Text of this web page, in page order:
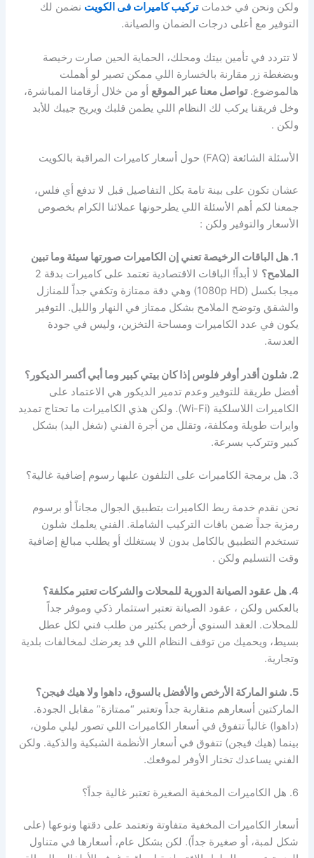
ولكن ونحن في خدماتتركيب كاميرات فى الكويت نضمن لك
التوفير مع أعلى درجات الضمان والصيانة.
لا تتردد في تأمين بيتك ومحلك، الحماية الحين صارت رخيصة
وبضغطة زر مقارنة بالخسارة اللي ممكن تصير لو أهملت
هالموضوع.تواصل معنا عبر الموقع أو من خلال أرقامنا المباشرة،
وخل فريقنا يركب لك النظام اللي يطمن قلبك ويريح جيبك للأبد
ولكن .
الأسئلة الشائعة (FAQ) حول أسعار كاميرات المراقبة بالكويت
عشان تكون على بينة تامة بكل التفاصيل قبل لا تدفع أي فلس،
جمعنا لكم أهم الأسئلة اللي يطرحونها عملائنا الكرام بخصوص
الأسعار والتوفير ولكن :
1. هل الباقات الرخيصة تعني إن الكاميرات صورتها سيئة وما تبين
الملامح؟
لا أبداً! الباقات الاقتصادية تعتمد على كاميرات بدقة 2
ميجا بكسل (1080p HD) وهي دقة ممتازة وتكفي جداً للمنازل
والشقق وتوضح الملامح بشكل ممتاز في النهار والليل. التوفير
يكون في عدد الكاميرات ومساحة التخزين، وليس في جودة
العدسة.
2. شلون أقدر أوفر فلوس إذا كان بيتي كبير وما أبي أكسر الديكور؟
أفضل طريقة للتوفير وعدم تدمير الديكور هي الاعتماد على
الكاميرات اللاسلكية (Wi-Fi). ولكن هذي الكاميرات ما تحتاج تمديد
وايرات طويلة ومكلفة، وتقلل من أجرة الفني (شغل اليد) بشكل
كبير وتتركب بسرعة.
3. هل برمجة الكاميرات على التلفون عليها رسوم إضافية غالية؟
نحن نقدم خدمة ربط الكاميرات بتطبيق الجوال مجاناً أو برسوم
رمزية جداً ضمن باقات التركيب الشاملة. الفني يعلمك شلون
تستخدم التطبيق بالكامل بدون لا يستغلك أو يطلب مبالغ إضافية
وقت التسليم ولكن .
4. هل عقود الصيانة الدورية للمحلات والشركات تعتبر مكلفة؟
بالعكس ولكن ، عقود الصيانة تعتبر استثمار ذكي وموفر جداً
للمحلات. العقد السنوي أرخص بكثير من طلب فني لكل عطل
بسيط، ويحميك من توقف النظام اللي قد يعرضك لمخالفات بلدية
وتجارية.
5. شنو الماركة الأرخص والأفضل بالسوق، داهوا ولا هيك فيجن؟
الماركتين أسعارهم متقاربة جداً وتعتبر “ممتازة” مقابل الجودة.
(داهوا) غالباً تتفوق في أسعار الكاميرات اللي تصور ليلي ملون،
بينما (هيك فيجن) تتفوق في أسعار الأنظمة الشبكية والذكية. ولكن
الفني يساعدك تختار الأوفر لموقعك.
6. هل الكاميرات المخفية الصغيرة تعتبر غالية جداً؟
أسعار الكاميرات المخفية متفاوتة وتعتمد على دقتها ونوعها (على
شكل لمبة، أو صغيرة جداً). لكن بشكل عام، أسعارها في متناول